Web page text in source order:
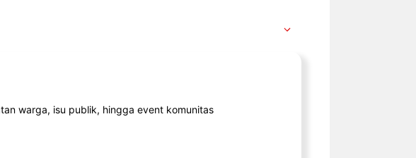
warga, isu publik, hingga event komunitas